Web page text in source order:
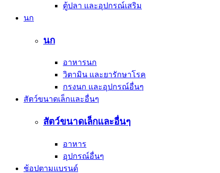
ตู้ปลา และอุปกรณ์เสริม
นก
นก
อาหารนก
วิตามิน และยารักษาโรค
กรงนก และอุปกรณ์อื่นๆ
สัตว์ขนาดเล็กและอื่นๆ
สัตว์ขนาดเล็กและอื่นๆ
อาหาร
อุปกรณ์อื่นๆ
ช้อปตามแบรนด์